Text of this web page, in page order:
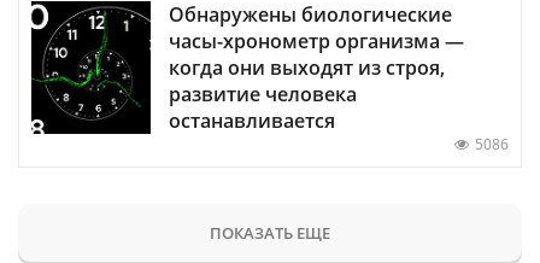
Обнаружены биологические
часы-хронометр организма —
когда они выходят из строя,
развитие человека
останавливается
5086
ПОКАЗАТЬ ЕЩЕ